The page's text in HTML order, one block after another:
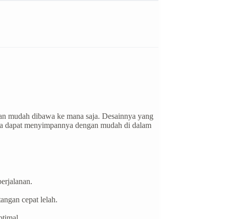
mudah dibawa ke mana saja. Desainnya yang
menyimpannya dengan mudah di dalam
cepat lelah.